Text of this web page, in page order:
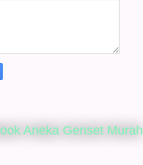
Aneka Genset Murah